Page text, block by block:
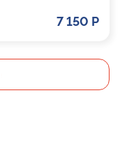
7 150 Р